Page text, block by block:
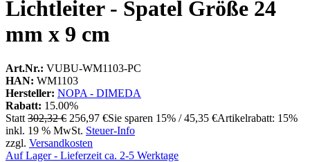
Lichtleiter - Spatel Größe 24
mm x 9 cm
Art.Nr.: VUBU-WM1103-PC
HAN: WM1103
Hersteller: NOPA - DIMEDA
Rabatt: 15.00%
Statt 302,32 € 256,97 €Sie sparen 15% / 45,35 €Artikelrabatt: 15%
inkl. 19 % MwSt. Steuer-Info
zzgl. Versandkosten
Auf Lager - Lieferzeit ca. 2-5 Werktage